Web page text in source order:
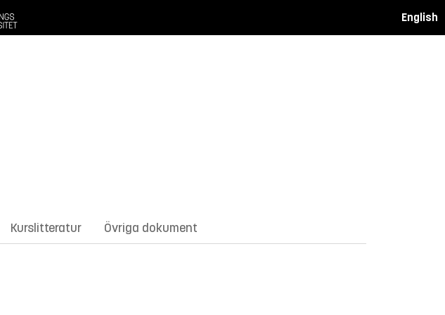
English
Kurslitteratur Övriga dokument